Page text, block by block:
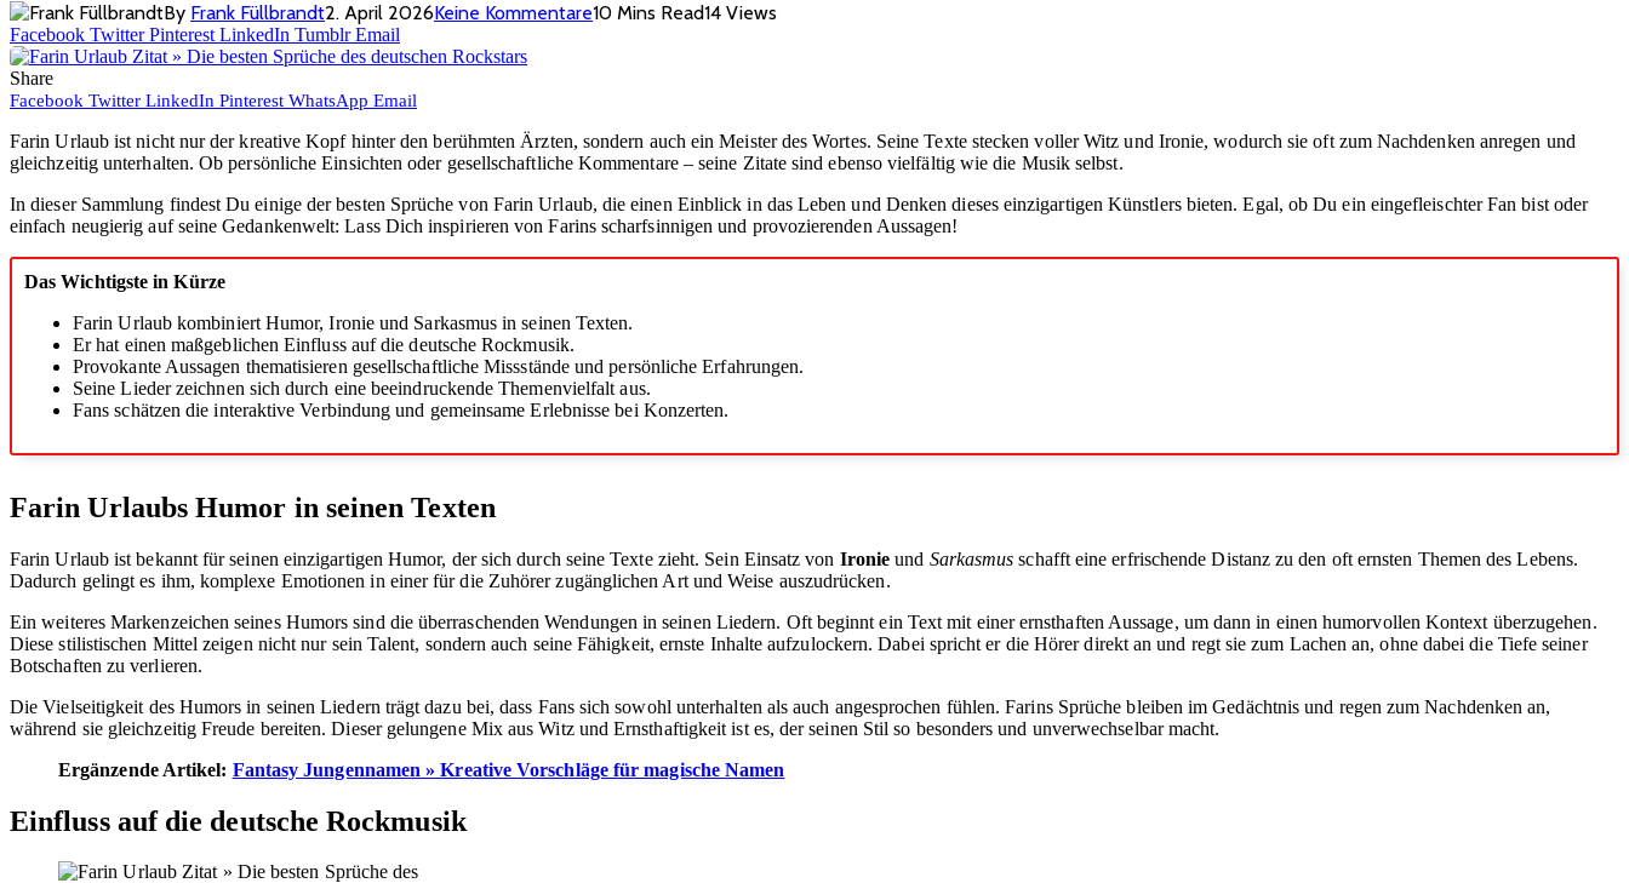
By Frank Füllbrandt2. April 2026Keine Kommentare10 Mins Read14 Views
Facebook Twitter Pinterest LinkedIn Tumblr Email
Share
Facebook Twitter LinkedIn Pinterest WhatsApp Email
Farin Urlaub ist nicht nur der kreative Kopf hinter den berühmten Ärzten, sondern auch ein Meister des Wortes. Seine Texte stecken voller Witz und Ironie, wodurch sie oft zum Nachdenken anregen und
gleichzeitig unterhalten. Ob persönliche Einsichten oder gesellschaftliche Kommentare – seine Zitate sind ebenso vielfältig wie die Musik selbst.
In dieser Sammlung findest Du einige der besten Sprüche von Farin Urlaub, die einen Einblick in das Leben und Denken dieses einzigartigen Künstlers bieten. Egal, ob Du ein eingefleischter Fan bist oder
einfach neugierig auf seine Gedankenwelt: Lass Dich inspirieren von Farins scharfsinnigen und provozierenden Aussagen!
Das Wichtigste in Kürze
Farin Urlaub kombiniert Humor, Ironie und Sarkasmus in seinen Texten.
Er hat einen maßgeblichen Einfluss auf die deutsche Rockmusik.
Provokante Aussagen thematisieren gesellschaftliche Missstände und persönliche Erfahrungen.
Seine Lieder zeichnen sich durch eine beeindruckende Themenvielfalt aus.
Fans schätzen die interaktive Verbindung und gemeinsame Erlebnisse bei Konzerten.
Farin Urlaubs Humor in seinen Texten
Farin Urlaub ist bekannt für seinen einzigartigen Humor, der sich durch seine Texte zieht. Sein Einsatz von Ironie und Sarkasmus schafft eine erfrischende Distanz zu den oft ernsten Themen des Lebens.
Dadurch gelingt es ihm, komplexe Emotionen in einer für die Zuhörer zugänglichen Art und Weise auszudrücken.
Ein weiteres Markenzeichen seines Humors sind die überraschenden Wendungen in seinen Liedern. Oft beginnt ein Text mit einer ernsthaften Aussage, um dann in einen humorvollen Kontext überzugehen.
Diese stilistischen Mittel zeigen nicht nur sein Talent, sondern auch seine Fähigkeit, ernste Inhalte aufzulockern. Dabei spricht er die Hörer direkt an und regt sie zum Lachen an, ohne dabei die Tiefe seiner
Botschaften zu verlieren.
Die Vielseitigkeit des Humors in seinen Liedern trägt dazu bei, dass Fans sich sowohl unterhalten als auch angesprochen fühlen. Farins Sprüche bleiben im Gedächtnis und regen zum Nachdenken an,
während sie gleichzeitig Freude bereiten. Dieser gelungene Mix aus Witz und Ernsthaftigkeit ist es, der seinen Stil so besonders und unverwechselbar macht.
Ergänzende Artikel: Fantasy Jungennamen » Kreative Vorschläge für magische Namen
Einfluss auf die deutsche Rockmusik